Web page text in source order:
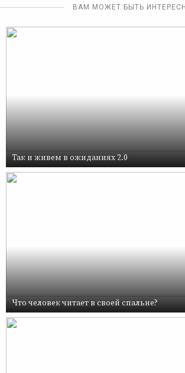
ВАМ МОЖЕТ БЫТЬ
Так и живем в ожиданиях 2.0
Что человек читает в своей спальне?